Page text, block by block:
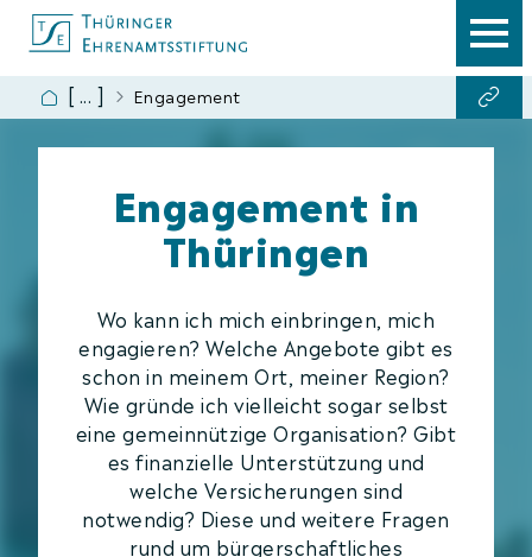
StartseiteEngagement
Bürger­stiftungen
Versicherung
Studien
Freiwilligensurvey 2019
Engagement in der
Coronapandemie
Engagement in
Ostdeutschland
Evaluation Engagement­
Engagement in
Thüringen
Wo kann ich mich einbringen, mich
engagieren? Welche Angebote gibt es
schon in meinem Ort, meiner Region?
Wie gründe ich vielleicht sogar selbst
eine gemeinnützige Organisation? Gibt
es finanzielle Unterstützung und
welche Versicherungen sind
notwendig? Diese und weitere Fragen
rund um bürgerschaftliches